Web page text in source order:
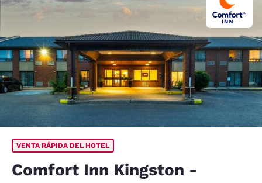
VENTA RÁPIDA DEL HOTEL
Comfort Inn Kingston -